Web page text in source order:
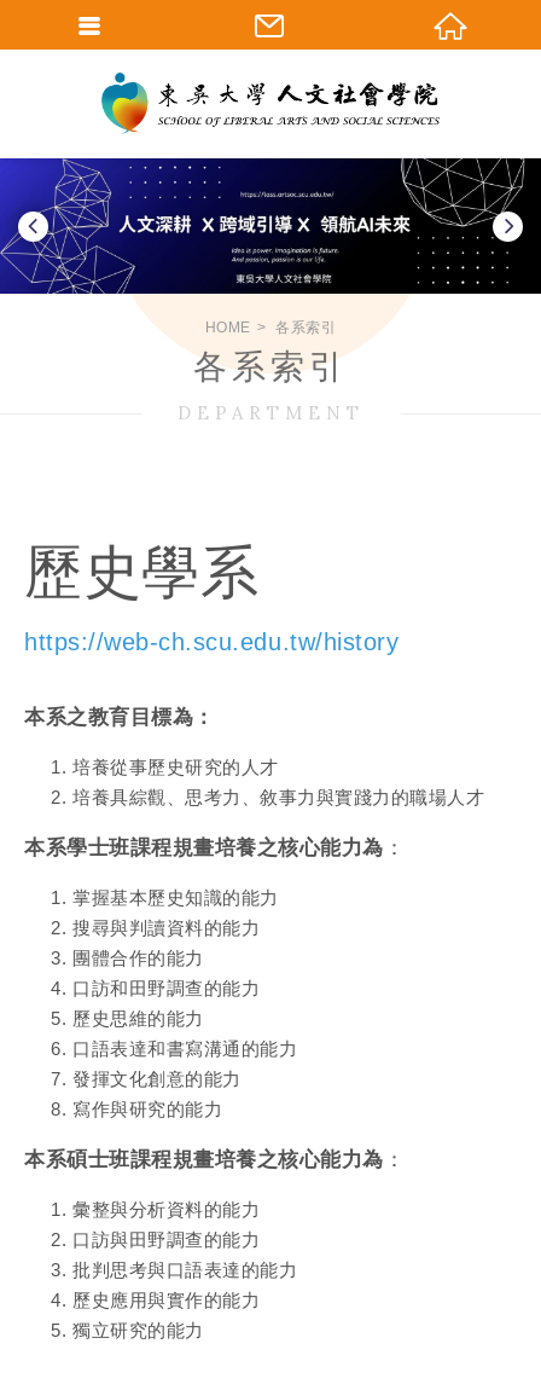
HOME 各系索引
各系索引
DEPARTMENT
歷史學系
https://web-ch.scu.edu.tw/history
本系之教育目標為：
培養從事歷史研究的人才
培養具綜觀、思考力、敘事力與實踐力的職場人才
本系學士班課程規畫培養之核心能力為 ：
掌握基本歷史知識的能力
搜尋與判讀資料的能力
團體合作的能力
口訪和田野調查的能力
歷史思維的能力
口語表達和書寫溝通的能力
發揮文化創意的能力
寫作與研究的能力
本系碩士班課程規畫培養之核心能力為 ：
彙整與分析資料的能力
口訪與田野調查的能力
批判思考與口語表達的能力
歷史應用與實作的能力
獨立研究的能力